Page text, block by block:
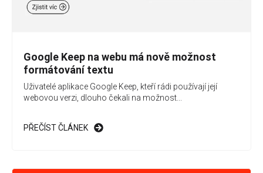
Google Keep na webu má nově možnost
formátování textu
Uživatelé aplikace Google Keep, kteří rádi používají její
webovou verzi, dlouho čekali na možnost...
PŘEČÍST ČLÁNEK